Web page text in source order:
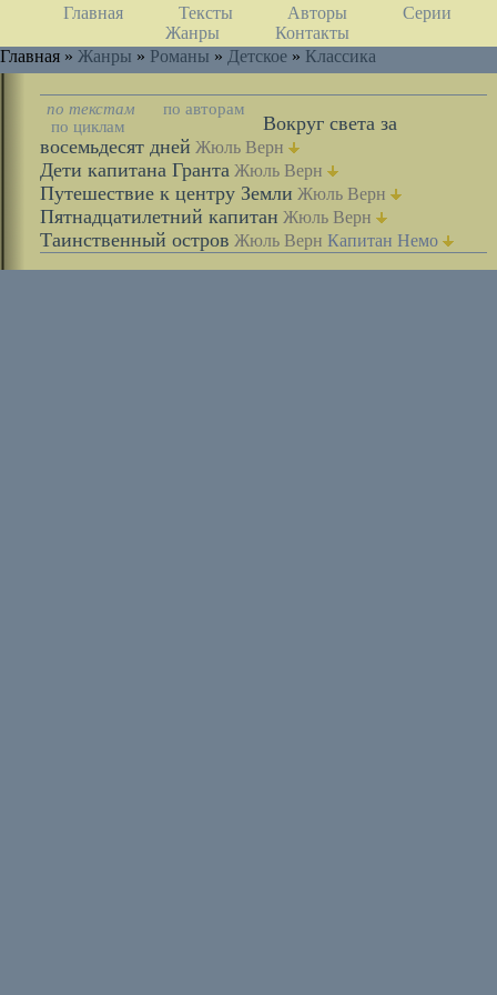
Главная Тексты Авторы
Серии
Жанры
Контакты
Главная » Жанры » Романы » Детское » Классика
по текстам
по авторам
по циклам
Вокруг света за
восемьдесят дней Жюль Верн
Дети капитана Гранта Жюль Верн
Путешествие к центру Земли Жюль Верн
Пятнадцатилетний капитан Жюль Верн
Таинственный остров Жюль Верн Капитан Немо